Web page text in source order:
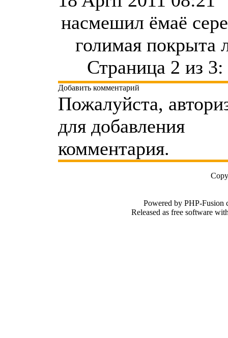
насмешил ёмаё
голимая покрыта
Страница 2 из 3:
Добавить комментарий
Пожалуйста,
для добавления
комментария.
Powered by PHP-
Released as free software